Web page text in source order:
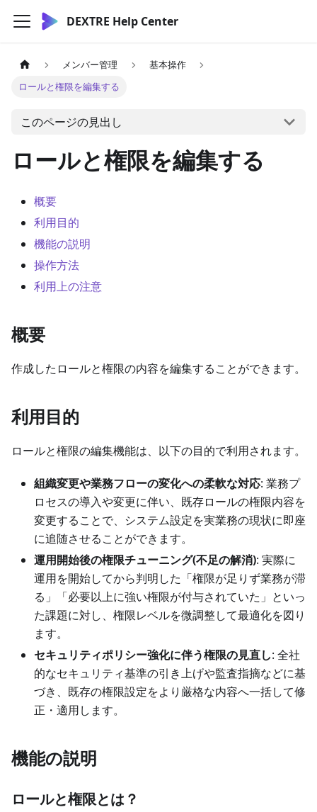
DEXTRE Help Center
メンバー管理
基本操作
ロールと権限を編集する
このページの見出し
ロールと権限を編集する
概要
利用目的
機能の説明
操作方法
利用上の注意
概要
作成したロールと権限の内容を編集することができます。
利用目的
ロールと権限の編集機能は、以下の目的で利用されます。
組織変更や業務フローの変化への柔軟な対応: 業務プ
ロセスの導入や変更に伴い、既存ロールの権限内容を
変更することで、システム設定を実業務の現状に即座
に追随させることができます。
運用開始後の権限チューニング(不足の解消): 実際に
運用を開始してから判明した「権限が足りず業務が滞
る」「必要以上に強い権限が付与されていた」といっ
た課題に対し、権限レベルを微調整して最適化を図り
ます。
セキュリティポリシー強化に伴う権限の見直し: 全社
的なセキュリティ基準の引き上げや監査指摘などに基
づき、既存の権限設定をより厳格な内容へ一括して修
正・適用します。
機能の説明
ロールと権限とは？